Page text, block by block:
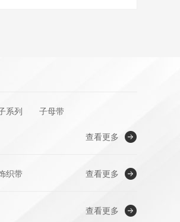
系列 子母带
查看更多
织带 查看更多
查看更多